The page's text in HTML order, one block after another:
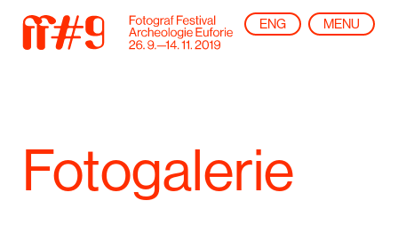
ENG MENU
Fotogalerie